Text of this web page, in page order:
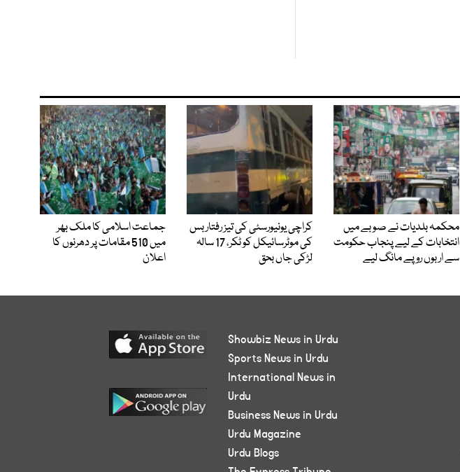
محکمہ بلدیات نے صوبے میں
انتخابات کے لیے پنجاب حکومت
سے اربوں روپے مانگ لیے
کراچی یونیورسٹی کی تیز رفتار بس
کی موٹرسائیکل کو ٹکر، 17 سالہ
لڑکی جاں بحق
جماعت اسلامی کا ملک بھر
میں 510 مقامات پر دھرنوں کا
اعلان
Showbiz News in Urdu
Sports News in Urdu
International News in
Urdu
Business News in Urdu
Urdu Magazine
Urdu Blogs